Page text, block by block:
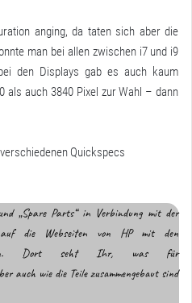
anging, da taten sich aber die
man bei allen zwischen i7 und i9
den Displays gab es auch kaum
als auch 3840 Pixel zur Wahl – dann
Quickspecs
„Spare Parts“ in Verbindung mit der
auf die Webseiten von HP mit den
Dort seht Ihr, was für
auch wie die Teile zusammengebaut sind